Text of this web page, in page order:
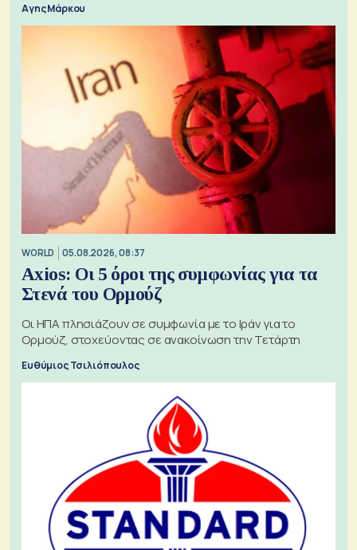
Αγης Μάρκου
WORLD 05.08.2026, 08:37
Axios: Οι 5 όροι της συμφωνίας για τα
Στενά του Ορμούζ
Οι ΗΠΑ πλησιάζουν σε συμφωνία με το Ιράν για το
Ορμούζ, στοχεύοντας σε ανακοίνωση την Τετάρτη
Ευθύμιος Τσιλιόπουλος